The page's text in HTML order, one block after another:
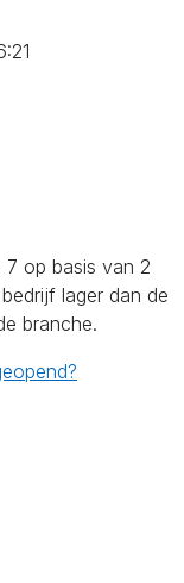
7 op basis van 2
lager dan de
branche.